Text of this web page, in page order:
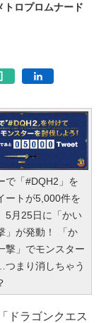
トロプロムナード
で「#DQH2」を
ートが5,000件を
5月25日に「かい
」が発動！ 「か
撃」でモンスター
まり消しちゃう
ドラゴンクエス